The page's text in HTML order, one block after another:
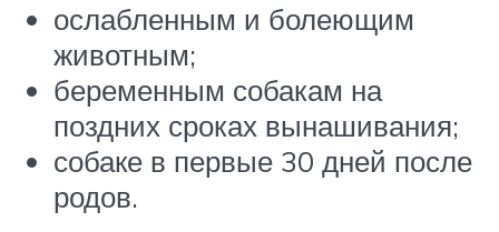
ослабленным и болеющим
животным;
беременным собакам на
поздних сроках вынашивания;
собаке в первые 30 дней после
родов.